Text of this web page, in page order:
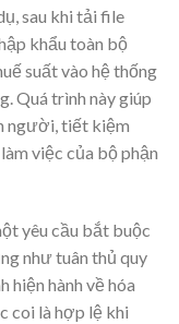
sau khi tải file
khẩu toàn bộ
suất vào hệ thống
Quá trình này giúp
người, tiết kiệm
việc của bộ phận
yêu cầu bắt buộc
như tuân thủ quy
hiện hành về hóa
coi là hợp lệ khi